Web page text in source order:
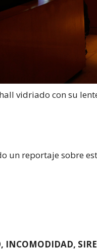
vidriado con su
un reportaje sobre
INCOMODIDAD,